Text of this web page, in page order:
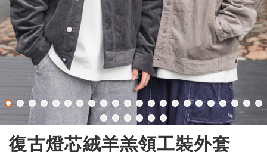
復古燈芯絨羊羔領工裝外套